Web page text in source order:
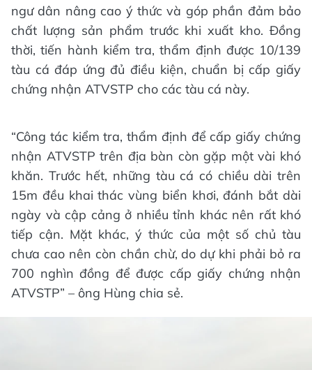
ngư dân nâng cao ý thức và góp phần đảm bảo
chất lượng sản phẩm trước khi xuất kho. Đồng
thời, tiến hành kiểm tra, thẩm định được 10/139
tàu cá đáp ứng đủ điều kiện, chuẩn bị cấp giấy
chứng nhận ATVSTP cho các tàu cá này.
“Công tác kiểm tra, thẩm định để cấp giấy chứng
nhận ATVSTP trên địa bàn còn gặp một vài khó
khăn. Trước hết, những tàu cá có chiều dài trên
15m đều khai thác vùng biển khơi, đánh bắt dài
ngày và cập cảng ở nhiều tỉnh khác nên rất khó
tiếp cận. Mặt khác, ý thức của một số chủ tàu
chưa cao nên còn chần chừ, do dự khi phải bỏ ra
700 nghìn đồng để được cấp giấy chứng nhận
ATVSTP” – ông Hùng chia sẻ.